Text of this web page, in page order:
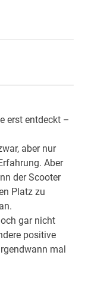
erst entdeckt –
aber nur
Aber
der Scooter
Platz zu
gar nicht
positive
mal